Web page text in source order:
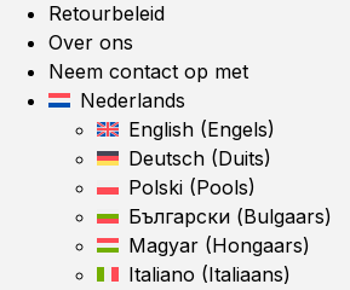
Retourbeleid
Over ons
Neem contact op met
Nederlands
English (Engels)
Deutsch (Duits)
Polski (Pools)
Български (Bulgaars)
Magyar (Hongaars)
Italiano (Italiaans)